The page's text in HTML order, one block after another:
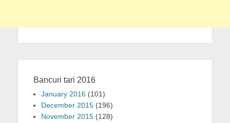
Bancuri tari 2016
January 2016 (101)
December 2015 (196)
November 2015 (128)